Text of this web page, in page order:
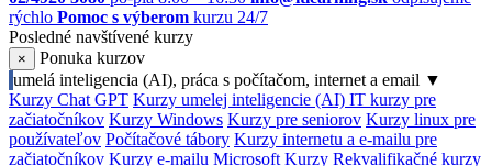
rýchlo Pomoc s výberom kurzu 24/7
Posledné navštívené kurzy
×
Ponuka kurzov
umelá inteligencia (AI), práca s počítačom, internet a email ▼
Kurzy Chat GPT Kurzy umelej inteligencie (AI) IT kurzy pre
začiatočníkov Kurzy Windows Kurzy pre seniorov Kurzy linux pre
používateľov Počítačové tábory Kurzy internetu a e-mailu pre
začiatočníkov Kurzy e-mailu Microsoft Kurzy Rekvalifikačné kurzy